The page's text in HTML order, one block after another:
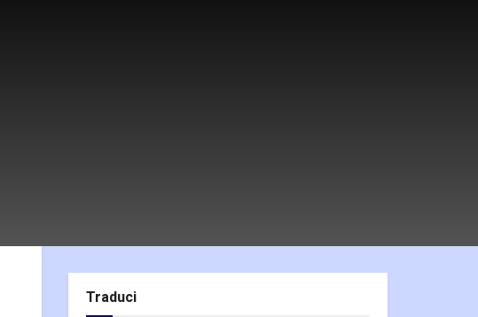
Traduci